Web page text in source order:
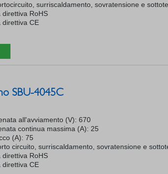
surriscaldamento, sovratensione e
RoHS
direttiva CE
SBU-4045C
all'avviamento (V): 670
continua massima (A): 25
(A): 75
circuito, surriscaldamento, sovratensione e
RoHS
direttiva CE